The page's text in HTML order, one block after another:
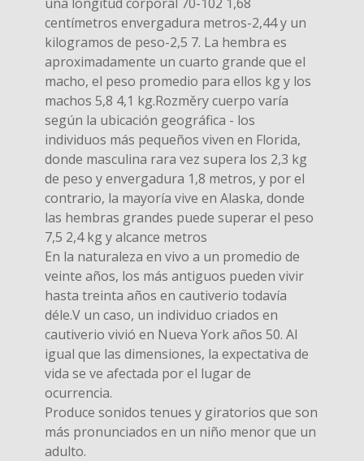
centímetros envergadura metros-2,44 y un
kilogramos de peso-2,5 7. La hembra es
aproximadamente un cuarto grande que el
macho, el peso promedio para ellos kg y los
machos 5,8 4,1 kg.Rozměry cuerpo varía
según la ubicación geográfica - los
individuos más pequeños viven en Florida,
donde masculina rara vez supera los 2,3 kg
de peso y envergadura 1,8 metros, y por el
contrario, la mayoría vive en Alaska, donde
las hembras grandes puede superar el peso
7,5 2,4 kg y alcance metros
En la naturaleza en vivo a un promedio de
veinte años, los más antiguos pueden vivir
hasta treinta años en cautiverio todavía
déle.V un caso, un individuo criados en
cautiverio vivió en Nueva York años 50. Al
igual que las dimensiones, la expectativa de
vida se ve afectada por el lugar de
ocurrencia.
Produce sonidos tenues y giratorios que son
más pronunciados en un niño menor que un
adulto.